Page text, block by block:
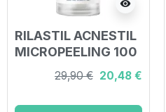
visibility
RILASTIL ACNESTIL
MICROPEELING 100
29,90 € 20,48 €